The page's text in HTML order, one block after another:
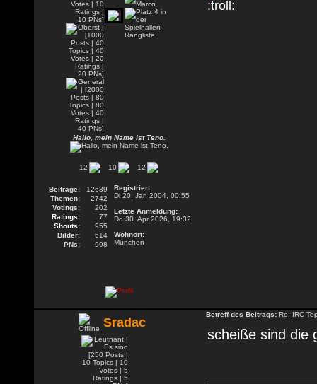
Hallo, mein Name ist Teno.
12 10 12
Beiträge:
12639
Themen:
2742
Votings:
202
Ratings:
77
Shouts:
955
Bilder:
614
PNs:
998
Registriert:
Di 20. Jan 2004, 00:55
Letzte Anmeldung:
Do 30. Apr 2026, 19:32
Wohnort:
München
Sradac
Betreff des Beitrags: Re: IRC-
scheiße sind die